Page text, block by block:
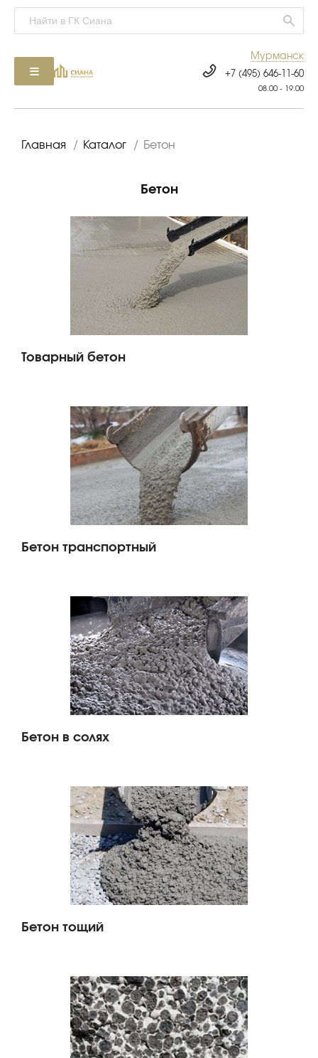
Мурманск
+7 (495) 646-11-60
08.00 - 19.00
Главная / Каталог / Бетон
Бетон
Товарный бетон
Бетон транспортный
Бетон в солях
Бетон тощий